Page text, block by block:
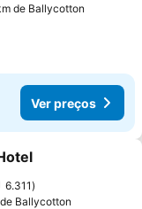
de Ballycotton
Ver preços
favoritos
6.311
Ballycotton